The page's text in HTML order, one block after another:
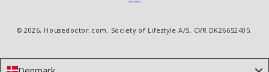
© 2026, Housedoctor.com . Society of Lifestyle A/S. CVR DK26652405.